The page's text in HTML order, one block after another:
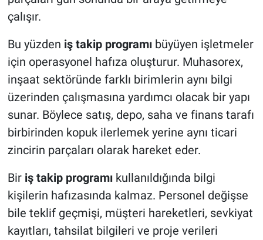
çalışır.
Bu yüzden iş takip programıbüyüyen işletmeler
için operasyonel hafıza oluşturur. Muhasorex,
inşaat sektöründe farklı birimlerin aynı bilgi
üzerinden çalışmasına yardımcı olacak bir yapı
sunar. Böylece satış, depo, saha ve finans tarafı
birbirinden kopuk ilerlemek yerine aynı ticari
zincirin parçaları olarak hareket eder.
Bir iş takip programıkullanıldığında bilgi
kişilerin hafızasında kalmaz. Personel değişse
bile teklif geçmişi, müşteri hareketleri, sevkiyat
kayıtları, tahsilat bilgileri ve proje verileri